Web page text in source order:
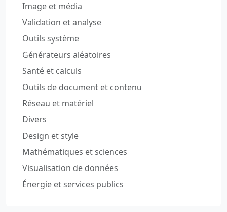
Image et média
Validation et analyse
Outils système
Générateurs aléatoires
Santé et calculs
Outils de document et contenu
Réseau et matériel
Divers
Design et style
Mathématiques et sciences
Visualisation de données
Énergie et services publics